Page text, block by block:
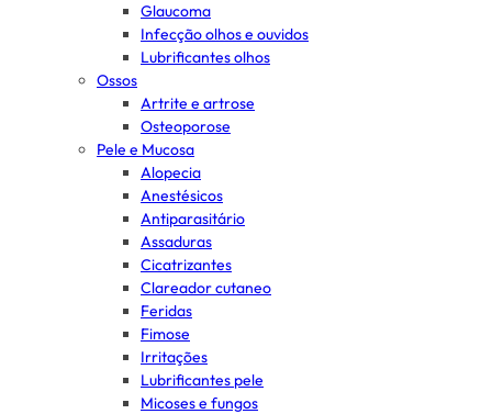
Glaucoma
Infecção olhos e ouvidos
Lubrificantes olhos
Ossos
Artrite e artrose
Osteoporose
Pele e Mucosa
Alopecia
Anestésicos
Antiparasitário
Assaduras
Cicatrizantes
Clareador cutaneo
Feridas
Fimose
Irritações
Lubrificantes pele
Micoses e fungos